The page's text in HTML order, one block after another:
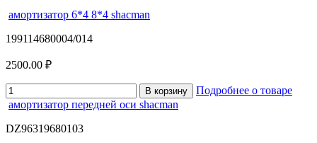
амортизатор 6*4 8*4 shacman
199114680004/014
2500.00 ₽
В корзину
Подробнее о товаре
амортизатор передней оси shacman
DZ96319680103